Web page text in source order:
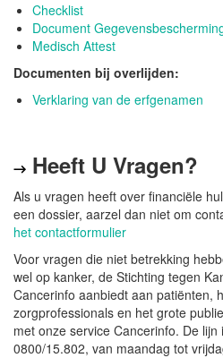
Checklist
Document
Medisch Attest
Documenten bij overlijden:
Verklaring van de erfgenamen
→ Heeft U Vragen?
Als u vragen heeft over financiële
een dossier, aarzel dan niet om
het contactformulier
Voor vragen die niet betrekking
wel op kanker, de Stichting tegen
Cancerinfo aanbiedt aan patiënten,
zorgprofessionals en het grote
met onze service Cancerinfo. De
0800/15.802, van maandag tot